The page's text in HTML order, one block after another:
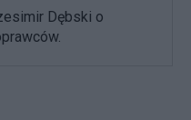
Dębski o